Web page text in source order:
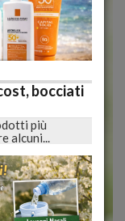
bocciati
più
alcuni...